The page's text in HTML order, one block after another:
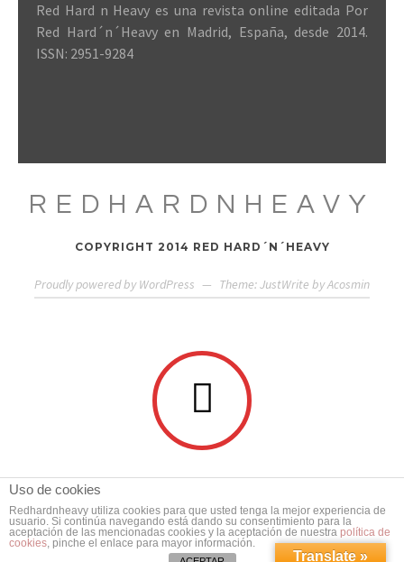
Red Hard n Heavy es una revista online editada Por
Red Hard´n´Heavy en Madrid, España, desde 2014.
ISSN: 2951-9284
REDHARDNHEAVY
COPYRIGHT 2014 RED HARD´N´HEAVY
Proudly powered by WordPress — Theme: JustWrite byAcosmin
Uso de cookies
Redhardnheavy utiliza cookies para que usted tenga la mejor experiencia de
usuario. Si continúa navegando está dando su consentimiento para la
aceptación de las mencionadas cookies y la aceptación de nuestra política de
cookies, pinche el enlace para mayor información.
Translate »